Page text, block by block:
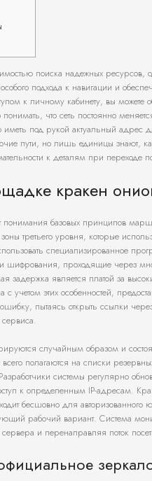
поиска надежных
подхода к навигации и
к личному кабинету, вы можете
что сеть постоянно
под рукой актуальный адрес
пути, но лишь единицы знают,
к деталям при
кракен
понимания базовых принципов
третьего уровня, которые
специализированное
проходящие через
является платой за
учетом этих особенностей,
пытаясь открыть ссылки
случайным образом и
полагаются на списки
системы регулярно
к определенным IP-адресам.
бесшовно для
рабочий вариант. Система
и перенаправляя поток